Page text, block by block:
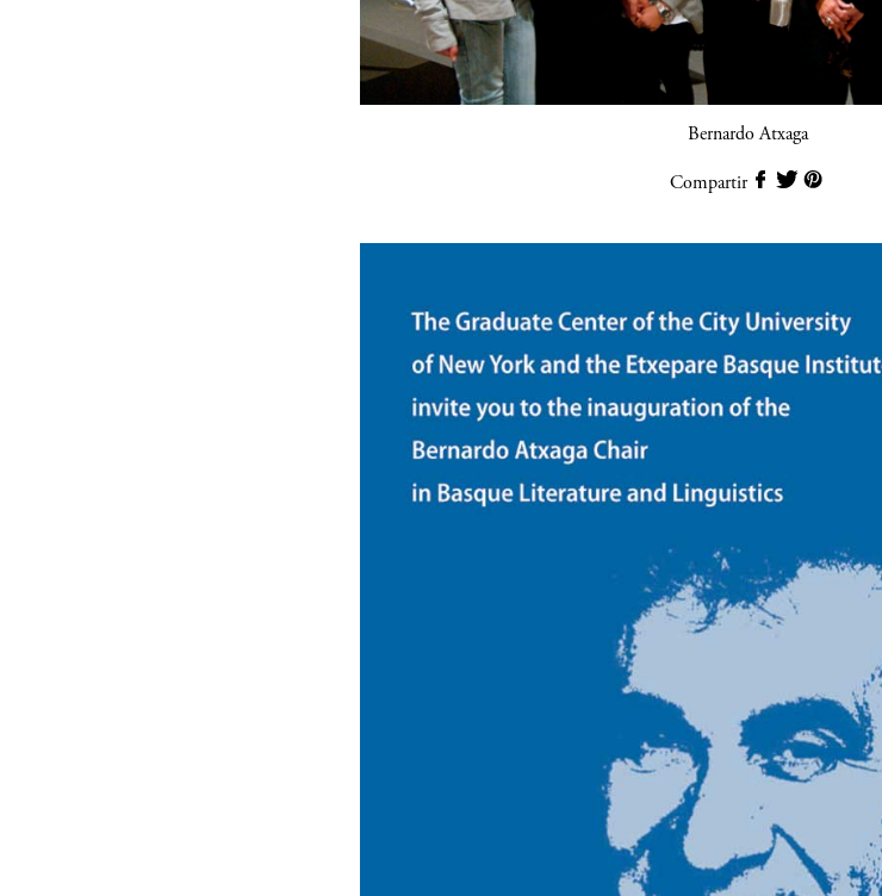
Bernardo Atxaga
Compartir